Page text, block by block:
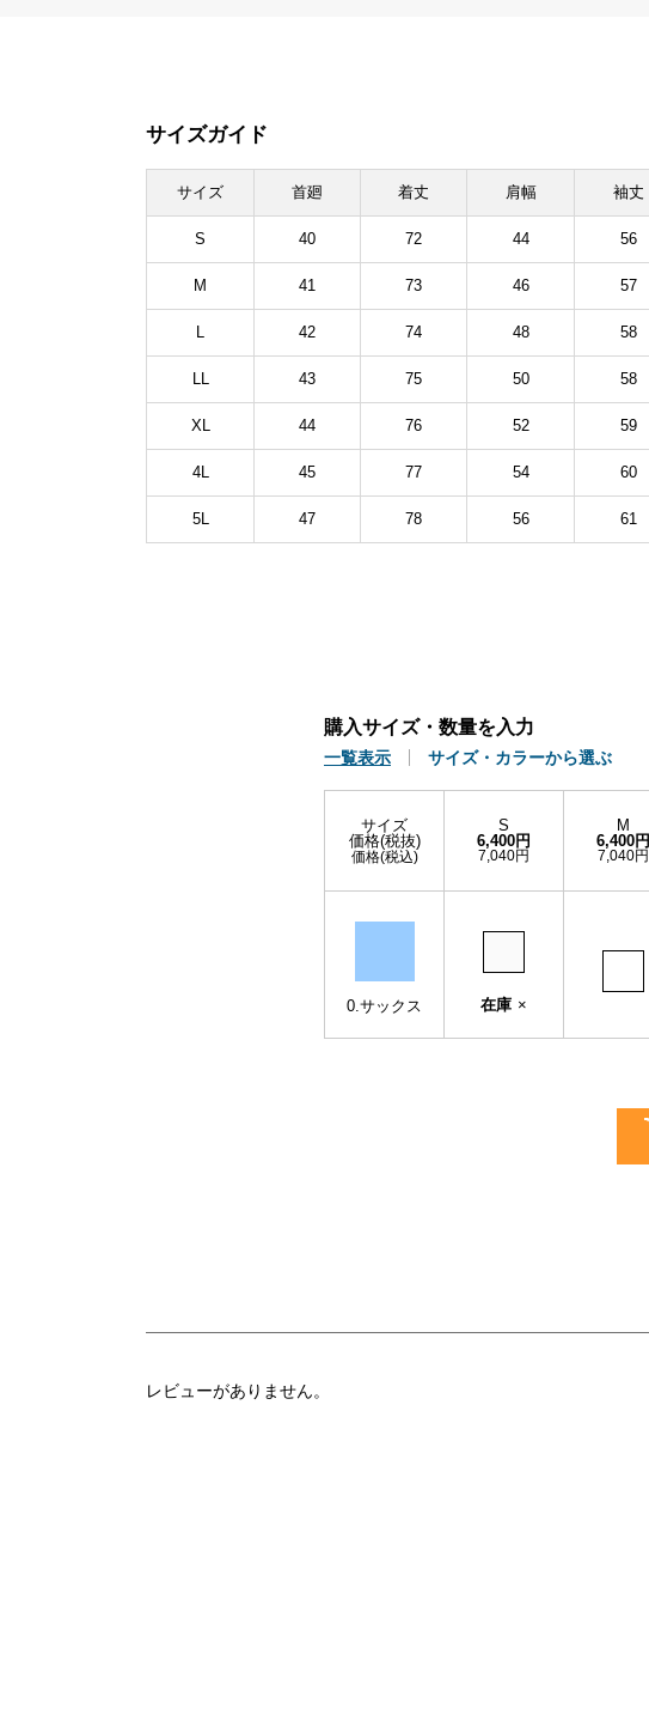
サイズガイド
サイズ 首廻 着丈 肩幅 袖丈
S 40 72 44 56
M 41 73 46 57
L 42 74 48 58
LL 43 75 50 58
XL 44 76 52 59
4L 45 77 54 60
5L 47 78 56 61
購入サイズ・数量を入力
一覧表示 サイズ・カラーから選ぶ
サイズ
価格(税抜)
価格(税込)
S
6,400円
7,040円
M
6,400円
7,040円
0.サックス 在庫 ×
レビューがありません。